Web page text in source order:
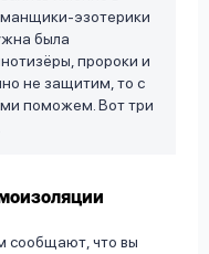
эзотерики
была
пророки и
не защитим, то с
поможем. Вот три
сообщают, что вы